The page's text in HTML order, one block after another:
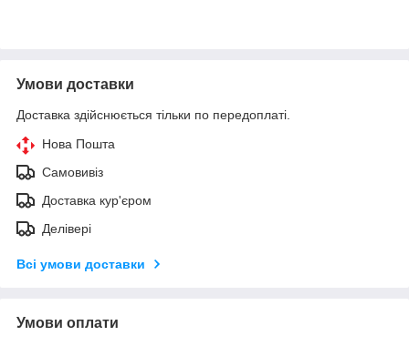
Умови доставки
Доставка здійснюється тільки по передоплаті.
Нова Пошта
Самовивіз
Доставка кур'єром
Делівері
Всі умови доставки
Умови оплати